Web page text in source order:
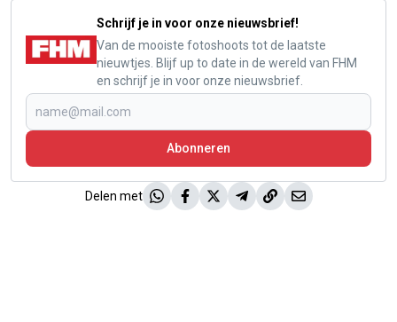
Schrijf je in voor onze nieuwsbrief!
Van de mooiste fotoshoots tot de laatste
nieuwtjes. Blijf up to date in de wereld van FHM
en schrijf je in voor onze nieuwsbrief.
Abonneren
Delen met